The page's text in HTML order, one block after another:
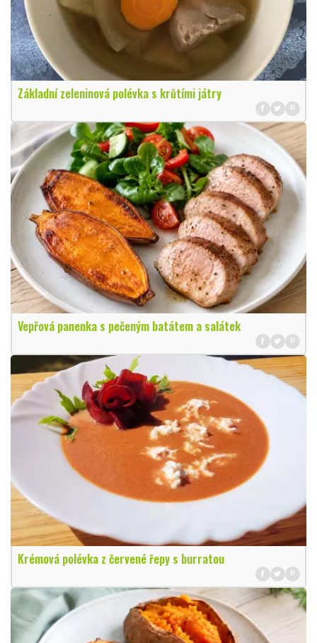
Základní zeleninová polévka s krůtími játry
Vepřová panenka s pečeným batátem a salátek
Krémová polévka z červené řepy s burratou